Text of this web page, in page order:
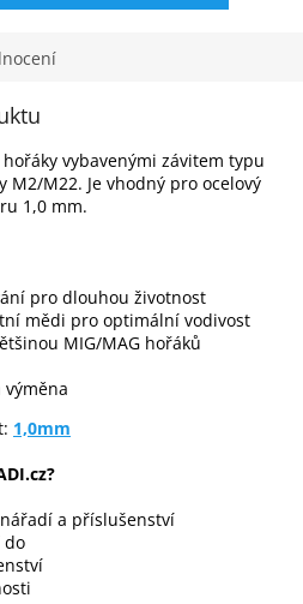
vybavenými závitem typu
M2/M22. Je vhodný pro ocelový
1,0 mm.
pro dlouhou životnost
mědi pro optimální vodivost
MIG/MAG hořáků
výměna
1,0mm
a příslušenství
do